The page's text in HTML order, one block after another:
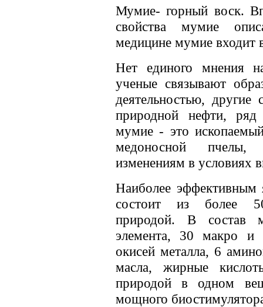
Мумие- горный воск.
свойства мумие
медицине мумие входит
Нет единого мнения
ученые связывают
деятельностью,
природной нефти, ряд
мумие - это
медоносной пчелы,
изменениям в условиях
Наиболее эффективным
состоит из более
природой. В состав
элемента, 30 макро и
окисей металла, 6
масла, жирные
природой в одном
мощного